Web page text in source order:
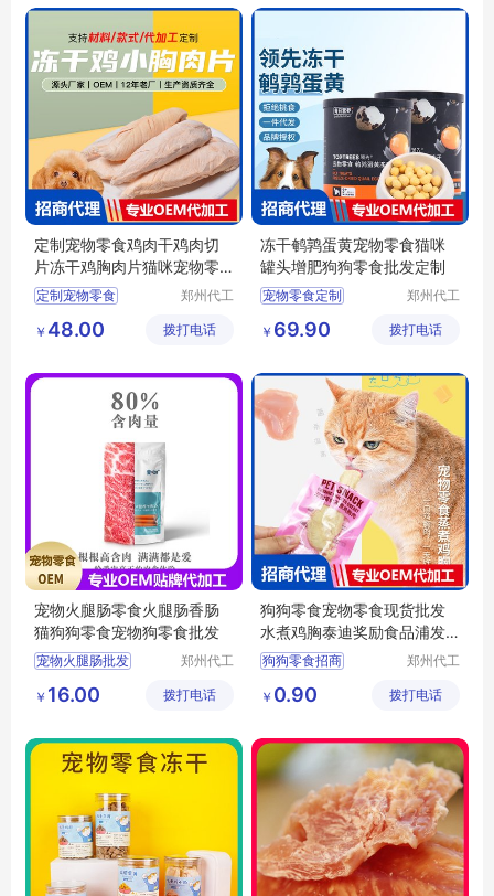
猫条批发
宠物食品批发
定制宠物零食鸡肉干鸡肉切
片冻干鸡胸肉片猫咪宠物零
食狗狗零食
定制宠物零食
猫咪零食批发
鸡肉干宠物零食批发
郑州代工
技有限公
￥ 48.00 拨打电话
冻干鹌鹑蛋黄宠物零食猫咪
罐头增肥狗狗零食批发定制
宠物零食定制
狗狗零食批发
宠物鹌鹑蛋批发
郑州代工
技有限公
￥ 69.90 拨打电话
宠物火腿肠零食火腿肠香肠
猫狗狗零食宠物狗零食批发
宠物火腿肠批发
宠物火腿肠招商
狗狗零食批发
郑州代工
技有限公
￥ 16.00 拨打电话
狗狗零食宠物零食现货批发
水煮鸡胸泰迪奖励食品浦发
定制
狗狗零食招商
狗狗零食批发
宠物零食定制
郑州代工
技有限公
￥ 0.90 拨打电话